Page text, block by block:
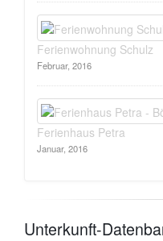
Ferienwohnung Schulz
Februar, 2016
Ferienhaus Petra
Januar, 2016
Unterkunft-